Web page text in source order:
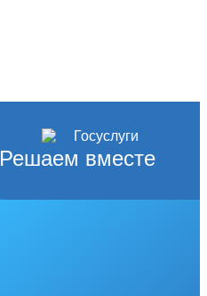
Решаем вместе